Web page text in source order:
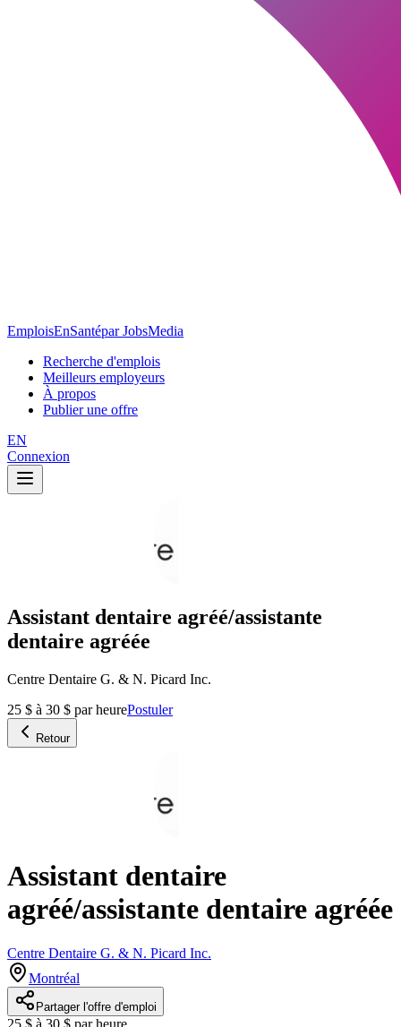
EmploisEnSantépar JobsMedia
Recherche d'emplois
Meilleurs employeurs
À propos
Publier une offre
EN
Connexion
Assistant dentaire agréé/assistante
dentaire agréée
Centre Dentaire G. & N. Picard Inc.
25 $ à 30 $ par heurePostuler
Retour
Assistant dentaire
agréé/assistante dentaire agréée
Centre Dentaire G. & N. Picard Inc.
Montréal
Partager l'offre d'emploi
25 $ à 30 $ par heure